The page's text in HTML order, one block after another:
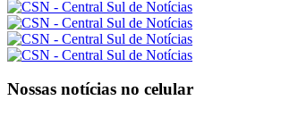
Nossas notícias no celular